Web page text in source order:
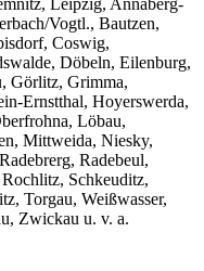
Leipzig, Annaberg-
Vogtl., Bautzen,
Coswig,
Döbeln, Eilenburg,
Görlitz, Grimma,
Ernstthal, Hoyerswerda,
Löbau,
Mittweida, Niesky,
Radebeul,
Schkeuditz,
Torgau, Weißwasser,
Zwickau u. v. a.